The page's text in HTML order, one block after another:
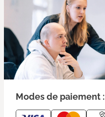
Modes de paiement :